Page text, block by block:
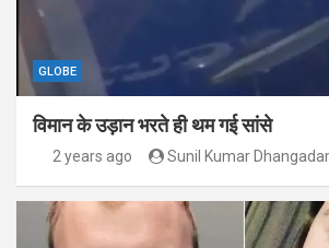
GLOBE
विमान के उड़ान भरते ही थम गई सांसे
2 years ago Sunil Kumar